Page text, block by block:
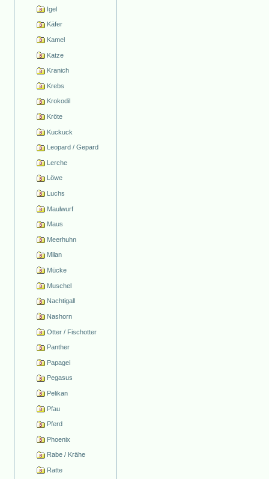
Igel
Käfer
Kamel
Katze
Kranich
Krebs
Krokodil
Kröte
Kuckuck
Leopard / Gepard
Lerche
Löwe
Luchs
Maulwurf
Maus
Meerhuhn
Milan
Mücke
Muschel
Nachtigall
Nashorn
Otter / Fischotter
Panther
Papagei
Pegasus
Pelikan
Pfau
Pferd
Phoenix
Rabe / Krähe
Ratte